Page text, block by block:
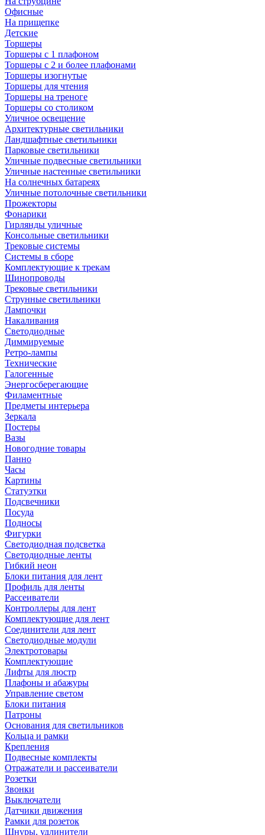
Офисные
На прищепке
Детские
Торшеры
Торшеры с 1 плафоном
Торшеры с 2 и более плафонами
Торшеры изогнутые
Торшеры для чтения
Торшеры на треноге
Торшеры со столиком
Уличное освещение
Архитектурные светильники
Ландшафтные светильники
Парковые светильники
Уличные подвесные светильники
Уличные настенные светильники
На солнечных батареях
Уличные потолочные светильники
Прожекторы
Фонарики
Гирлянды уличные
Консольные светильники
Трековые системы
Системы в сборе
Комплектующие к трекам
Шинопроводы
Трековые светильники
Струнные светильники
Лампочки
Накаливания
Светодиодные
Диммируемые
Ретро-лампы
Технические
Галогенные
Энергосберегающие
Филаментные
Предметы интерьера
Зеркала
Постеры
Вазы
Новогодние товары
Панно
Часы
Картины
Статуэтки
Подсвечники
Посуда
Подносы
Фигурки
Светодиодная подсветка
Светодиодные ленты
Гибкий неон
Блоки питания для лент
Профиль для ленты
Рассеиватели
Контроллеры для лент
Комплектующие для лент
Соединители для лент
Светодиодные модули
Электротовары
Комплектующие
Лифты для люстр
Плафоны и абажуры
Управление светом
Блоки питания
Патроны
Основания для светильников
Кольца и рамки
Крепления
Подвесные комплекты
Отражатели и рассеиватели
Розетки
Звонки
Выключатели
Датчики движения
Рамки для розеток
Шнуры, удлинители